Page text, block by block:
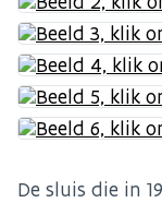
De sluis die in